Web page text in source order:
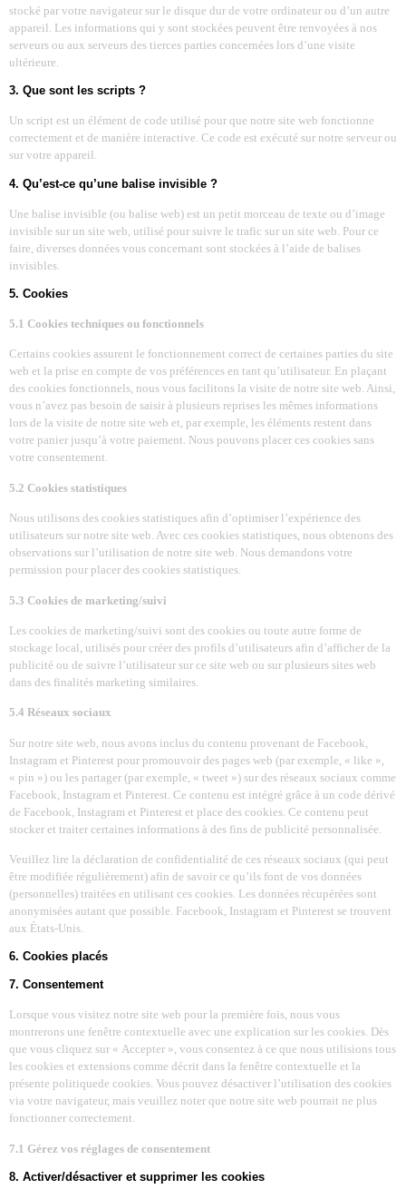
stocké par votre navigateur sur le disque dur de votre ordinateur ou d’un autre
appareil. Les informations qui y sont stockées peuvent être renvoyées à nos
serveurs ou aux serveurs des tierces parties concernées lors d’une visite
ultérieure.
3. Que sont les scripts ?
Un script est un élément de code utilisé pour que notre site web fonctionne
correctement et de manière interactive. Ce code est exécuté sur notre serveur ou
sur votre appareil.
4. Qu’est-ce qu’une balise invisible ?
Une balise invisible (ou balise web) est un petit morceau de texte ou d’image
invisible sur un site web, utilisé pour suivre le trafic sur un site web. Pour ce
faire, diverses données vous concernant sont stockées à l’aide de balises
invisibles.
5. Cookies
5.1 Cookies techniques ou fonctionnels
Certains cookies assurent le fonctionnement correct de certaines parties du site
web et la prise en compte de vos préférences en tant qu’utilisateur. En plaçant
des cookies fonctionnels, nous vous facilitons la visite de notre site web. Ainsi,
vous n’avez pas besoin de saisir à plusieurs reprises les mêmes informations
lors de la visite de notre site web et, par exemple, les éléments restent dans
votre panier jusqu’à votre paiement. Nous pouvons placer ces cookies sans
votre consentement.
5.2 Cookies statistiques
Nous utilisons des cookies statistiques afin d’optimiser l’expérience des
utilisateurs sur notre site web. Avec ces cookies statistiques, nous obtenons des
observations sur l’utilisation de notre site web. Nous demandons votre
permission pour placer des cookies statistiques.
5.3 Cookies de marketing/suivi
Les cookies de marketing/suivi sont des cookies ou toute autre forme de
stockage local, utilisés pour créer des profils d’utilisateurs afin d’afficher de la
publicité ou de suivre l’utilisateur sur ce site web ou sur plusieurs sites web
dans des finalités marketing similaires.
5.4 Réseaux sociaux
Sur notre site web, nous avons inclus du contenu provenant de Facebook,
Instagram et Pinterest pour promouvoir des pages web (par exemple, « like »,
« pin ») ou les partager (par exemple, « tweet ») sur des réseaux sociaux comme
Facebook, Instagram et Pinterest. Ce contenu est intégré grâce à un code dérivé
de Facebook, Instagram et Pinterest et place des cookies. Ce contenu peut
stocker et traiter certaines informations à des fins de publicité personnalisée.
Veuillez lire la déclaration de confidentialité de ces réseaux sociaux (qui peut
être modifiée régulièrement) afin de savoir ce qu’ils font de vos données
(personnelles) traitées en utilisant ces cookies. Les données récupérées sont
anonymisées autant que possible. Facebook, Instagram et Pinterest se trouvent
aux États-Unis.
6. Cookies placés
7. Consentement
Lorsque vous visitez notre site web pour la première fois, nous vous
montrerons une fenêtre contextuelle avec une explication sur les cookies. Dès
que vous cliquez sur « Accepter », vous consentez à ce que nous utilisions tous
les cookies et extensions comme décrit dans la fenêtre contextuelle et la
présente politiquede cookies. Vous pouvez désactiver l’utilisation des cookies
via votre navigateur, mais veuillez noter que notre site web pourrait ne plus
fonctionner correctement.
7.1 Gérez vos réglages de consentement
8. Activer/désactiver et supprimer les cookies